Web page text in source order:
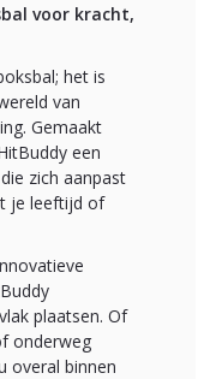
voor kracht,
het is
van
Gemaakt
een
zich aanpast
je leeftijd of
plaatsen. Of
onderweg
overal binnen